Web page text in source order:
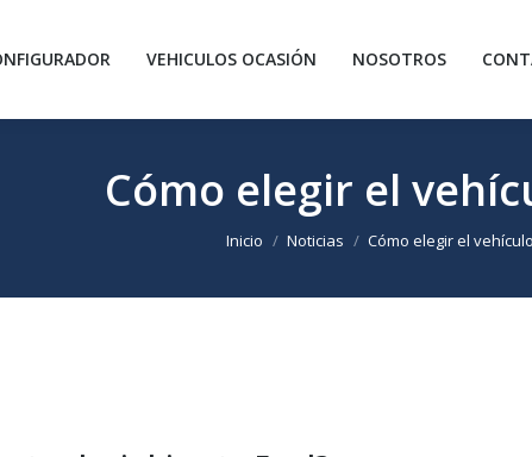
VEHICULOS OCASIÓN NOSOTROS
Cómo elegir elEstás aquí:
Inicio Noticias Cómo elegir el